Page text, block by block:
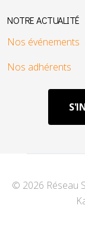
NOTRE ACTUALITÉ
Nos événements
Nos adhérents
© 2026 Réseau